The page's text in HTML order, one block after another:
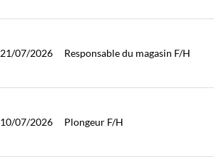
21/07/2026 Responsable du magasin F/H
10/07/2026 Plongeur F/H